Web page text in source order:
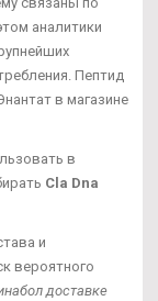
аналитики
Пептид
в магазине
в
Cla Dna
и
вероятного
доставке